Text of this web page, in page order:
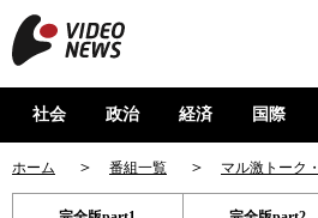
社会 政治 経済 国際
ホーム 番組一覧 マル激トーク